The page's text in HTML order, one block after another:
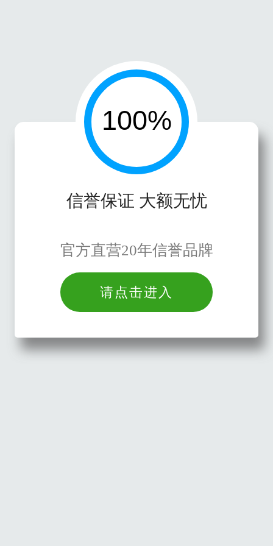
信誉保证 大额无忧
官方直营20年信誉品牌
请点击进入